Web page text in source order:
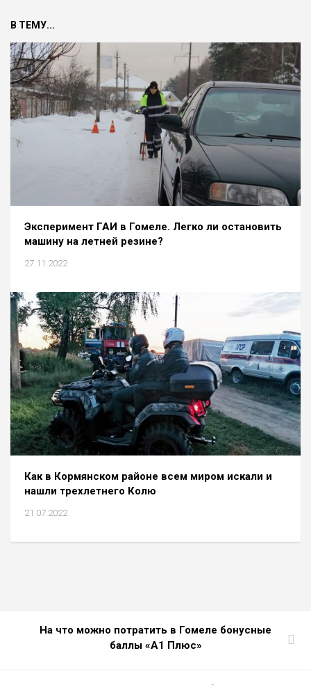
В ТЕМУ...
Эксперимент ГАИ в Гомеле. Легко ли остановить
машину на летней резине?
27.11.2022
Как в Кормянском районе всем миром искали и
нашли трехлетнего Колю
21.07.2022
На что можно потратить в Гомеле бонусные
баллы «A1 Плюс»